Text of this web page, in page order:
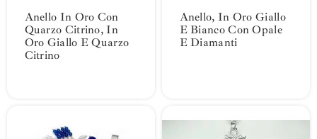
Anello In Oro Con
Quarzo Citrino, In
Oro Giallo E Quarzo
Citrino
Anello, In Oro Giallo
E Bianco Con Opale
E Diamanti